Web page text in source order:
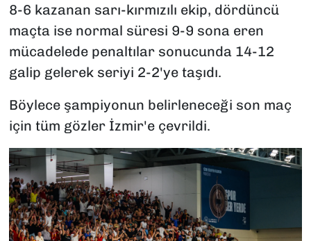
8-6 kazanan sarı-kırmızılı ekip, dördüncü
maçta ise normal süresi 9-9 sona eren
mücadelede penaltılar sonucunda 14-12
galip gelerek seriyi 2-2'ye taşıdı.
Böylece şampiyonun belirleneceği son maç
için tüm gözler İzmir'e çevrildi.